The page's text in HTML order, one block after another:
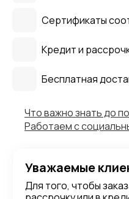
Сертификаты
Кредит и
Бесплатная
Что важно знать до
Работаем с
Уважаемые
Для того, чтобы